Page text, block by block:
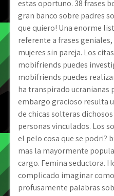
estas oportuno. 38 frases
gran banco sobre padres
que quiero! Una enorme
referente a frases
mujeres sin pareja. Los
mobifriends puedes
mobifriends puedes
ha transpirado ucranianas
embargo gracioso resulta
de chicas solteras
personas vinculados. Los
el pelo cosa que se podri?
mas la mayormente
cargo. Femina seductora.
complicado imaginar
profusamente palabras